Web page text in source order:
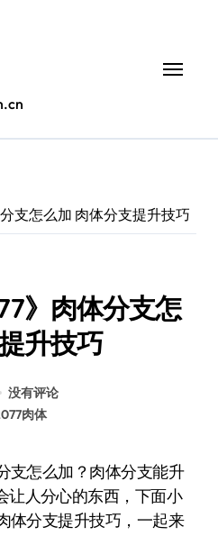
支怎么加 肉体分支提升技巧
》肉体分支怎
升技巧
没有评论
肉体
让人分心的东西，下面小
体分支提升技巧，一起来